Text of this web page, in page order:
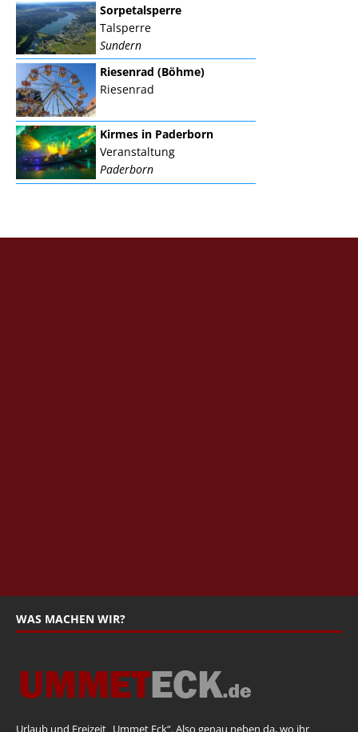
Sorpetalsperre
Talsperre
Sundern
Riesenrad (Böhme)
Riesenrad
Kirmes in Paderborn
Veranstaltung
Paderborn
WAS MACHEN WIR?
Urlaub und Freizeit „Ummet Eck“. Also genau neben da, wo ihr